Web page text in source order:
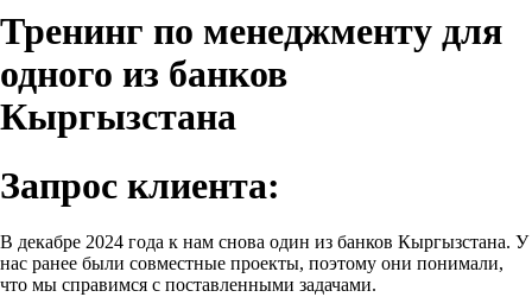
Тренинг по менеджменту для
одного из банков
Кыргызстана
Запрос клиента:
В декабре 2024 года к нам снова один из банков Кыргызстана. У
нас ранее были совместные проекты, поэтому они понимали,
что мы справимся с поставленными задачами.